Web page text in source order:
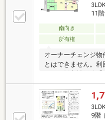
11
南向き
所有権
オーナーチェンジ物
とはできません。利
な道のり。阪急西宮
日々
9階